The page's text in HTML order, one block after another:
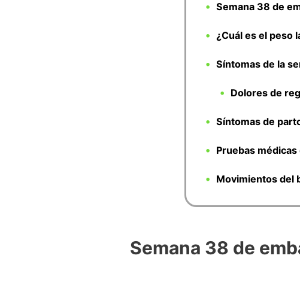
Semana 38 de
¿Cuál es el peso
Síntomas de la
Dolores de
Síntomas de
Pruebas
Movimientos del
Semana 38 de